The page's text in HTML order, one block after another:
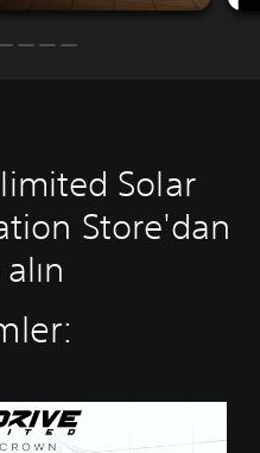
Solar
Store'dan